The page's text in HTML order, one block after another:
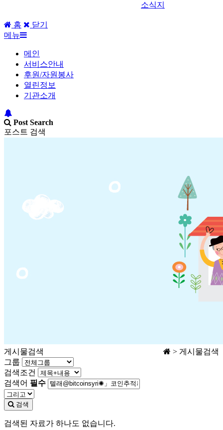
소식지
홈
닫기
메뉴
메인
서비스안내
후원/자원봉사
열린정보
기관소개
Post Search
포스트 검색
> 게시물검색
게시물검색
그룹
검색조건
검색어 필수
검색
검색된 자료가 하나도 없습니다.